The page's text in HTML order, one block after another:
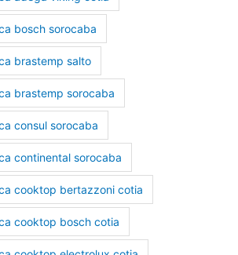
bosch sorocaba
brastemp salto
brastemp sorocaba
consul sorocaba
continental sorocaba
cooktop bertazzoni cotia
cooktop bosch cotia